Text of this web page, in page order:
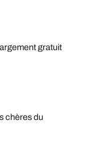
gratuit
chères du